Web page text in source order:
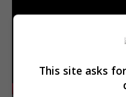
This site asks